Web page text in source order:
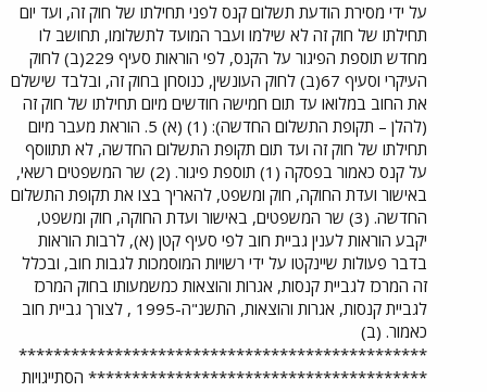
על ידי מסירת הודעת תשלום קנס לפני תחילתו של חוק זה, ועד יום
תחילתו של חוק זה לא שילמו ועבר המועד לתשלומו, תחושב לו
מחדש תוספת הפיגור על הקנס, לפי הוראות סעיף 229(ב) לחוק
העיקרי וסעיף 67(ב) לחוק העונשין, כנוסחן בחוק זה, ובלבד שישלם
את החוב במלואו עד תום חמישה חודשים מיום תחילתו של חוק זה
(להלן – תקופת התשלום החדשה): (1) (א) 5. הוראת מעבר מיום
תחילתו של חוק זה ועד תום תקופת התשלום החדשה, לא תתווסף
על קנס כאמור בפסקה (1) תוספת פיגור. (2) שר המשפטים רשאי,
באישור ועדת החוקה, חוק ומשפט, להאריך בצו את תקופת התשלום
החדשה. (3) שר המשפטים, באישור ועדת החוקה, חוק ומשפט,
יקבע הוראות לענין גביית חוב לפי סעיף קטן (א), לרבות הוראות
בדבר פעולות שיינקטו על ידי רשויות המוסמכות לגבות חוב, ובכלל
זה המרכז לגביית קנסות, אגרות והוצאות כמשמעותו בחוק המרכז
לגביית קנסות, אגרות והוצאות, התשנ"ה-1995 , לצורך גביית חוב
כאמור. (ב)
***********************************************
*************************************** הסתייגויות